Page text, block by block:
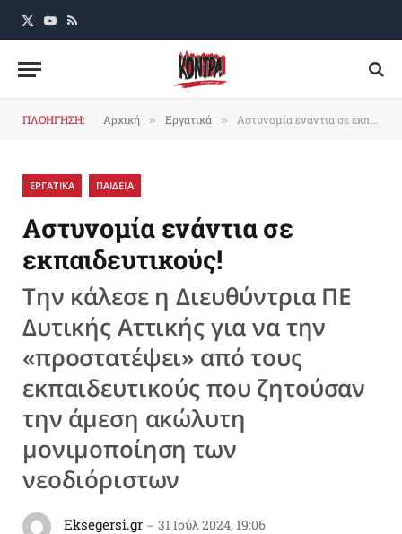
X
YouTube
RSS
ΠΛΟΗΓΗΣΗ: Αρχική » Εργατικά » Αστυνομία ενάντια σε εκπαιδευτικούς!
ΕΡΓΑΤΙΚΑ ΠΑΙΔΕΙΑ
Αστυνομία ενάντια σε
εκπαιδευτικούς!
Την κάλεσε η Διευθύντρια ΠΕ
Δυτικής Αττικής για να την
«προστατέψει» από τους
εκπαιδευτικούς που ζητούσαν
την άμεση ακώλυτη
μονιμοποίηση των
νεοδιόριστων
Eksegersi.gr 31 Ιούλ 2024, 19:06